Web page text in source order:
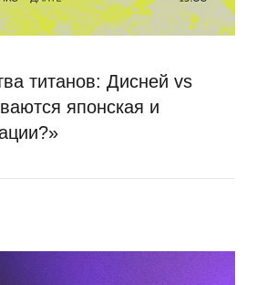
титанов: Дисней vs
японская и